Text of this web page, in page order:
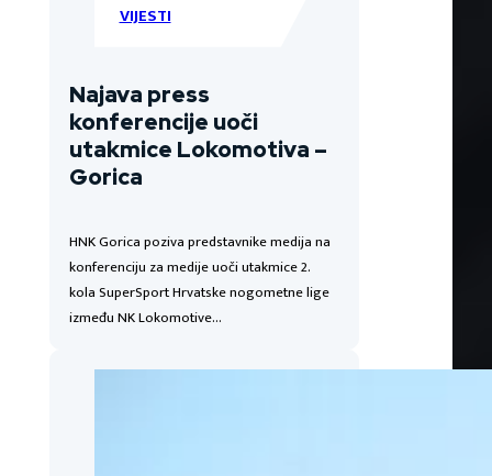
VIJESTI
Najava press
konferencije uoči
utakmice Lokomotiva –
Gorica
HNK Gorica poziva predstavnike medija na
konferenciju za medije uoči utakmice 2.
kola SuperSport Hrvatske nogometne lige
između NK Lokomotive…